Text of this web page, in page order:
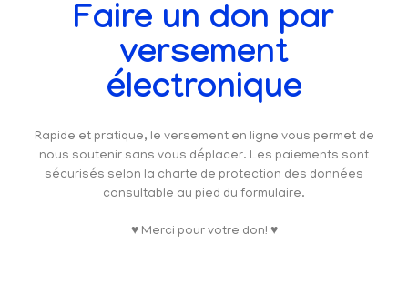
Faire un don par
versement
électronique
Rapide et pratique, le versement en ligne vous permet de
nous soutenir sans vous déplacer. Les paiements sont
sécurisés selon la charte de protection des données
consultable au pied du formulaire.
♥ Merci pour votre don! ♥